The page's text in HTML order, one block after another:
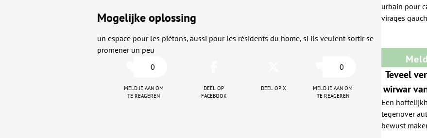
Mogelijke oplossing
un espace pour les piétons, aussi pour les résidents du home, si ils veulent sortir se
promener un peu
0
Meld je aan om
te reageren
Deel op
facebook
Deel op X
0
Meld je aan om
te reageren
urbain pour
virages
Teveel
wirwar
Een
tegenover
bewust